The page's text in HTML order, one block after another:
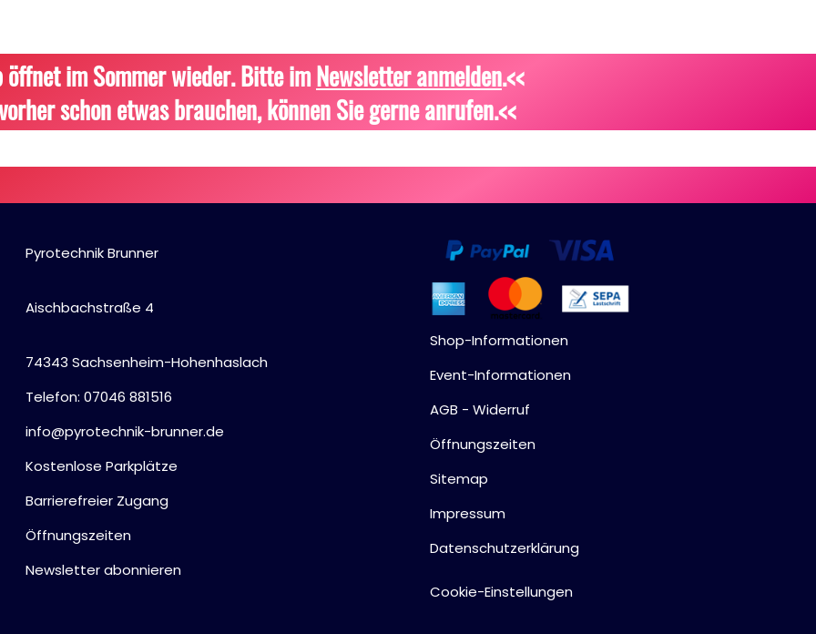
öffnet im Sommer wieder. Bitte imNewsletter anmelden.<<
schon etwas brauchen, können Sie gerne anrufen.<<
Pyrotechnik Brunner
Aischbachstraße 4
74343 Sachsenheim-Hohenhaslach
Telefon: 07046 881516
info@pyrotechnik-brunner.de
Kostenlose Parkplätze
Barrierefreier Zugang
Öffnungszeiten
Newsletter abonnieren
Shop-Informationen
Event-Informationen
AGB - Widerruf
Öffnungszeiten
Sitemap
Impressum
Datenschutzerklärung
Cookie-Einstellungen